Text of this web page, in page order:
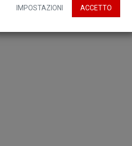
+39 0813331098 web:
IMPOSTAZIONI ACCETTO